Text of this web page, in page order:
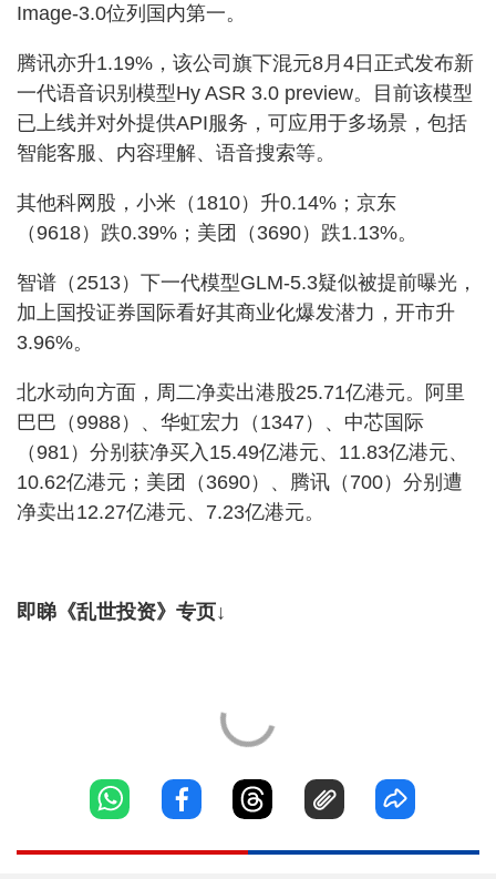
Image-3.0位列国内第一。
腾讯亦升1.19%，该公司旗下混元8月4日正式发布新
一代语音识别模型Hy ASR 3.0 preview。目前该模型
已上线并对外提供API服务，可应用于多场景，包括
智能客服、内容理解、语音搜索等。
其他科网股，小米（1810）升0.14%；京东
（9618）跌0.39%；美团（3690）跌1.13%。
智谱（2513）下一代模型GLM-5.3疑似被提前曝光，
加上国投证券国际看好其商业化爆发潜力，开市升
3.96%。
北水动向方面，周二净卖出港股25.71亿港元。阿里
巴巴（9988）、华虹宏力（1347）、中芯国际
（981）分别获净买入15.49亿港元、11.83亿港元、
10.62亿港元；美团（3690）、腾讯（700）分别遭
净卖出12.27亿港元、7.23亿港元。
即睇《乱世投资》专页↓